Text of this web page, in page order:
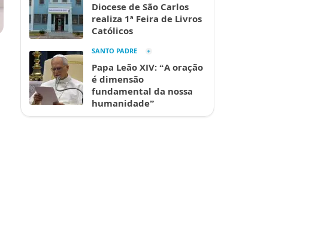
Diocese de São Carlos
realiza 1ª Feira de Livros
Católicos
SANTO PADRE
Papa Leão XIV: “A oração
é dimensão
fundamental da nossa
humanidade”